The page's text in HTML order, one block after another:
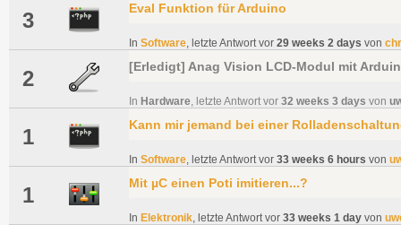
3 Eval Funktion für Arduino
In Software, letzte Antwort vor 29 weeks 2 days von
2 [Erledigt] Anag Vision LCD-Modul mit
In Hardware, letzte Antwort vor 32 weeks 3 days von
1 Kann mir jemand bei einer
In Software, letzte Antwort vor 33 weeks 6 hours von
1 Mit µC einen Poti imitieren...?
In Elektronik, letzte Antwort vor 33 weeks 1 day von